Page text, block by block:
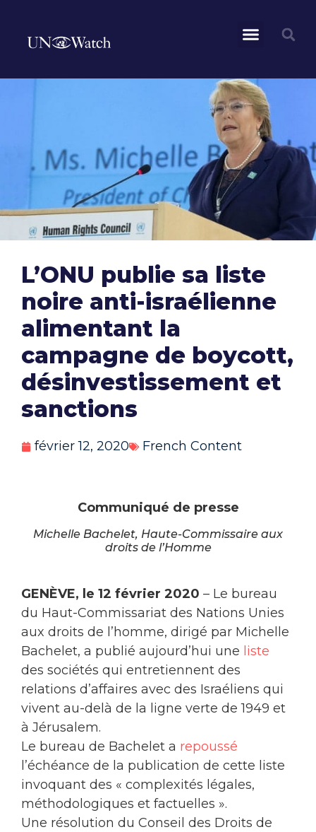
L’ONU publie sa liste
noire anti-israélienne
alimentant la
campagne de boycott,
désinvestissement et
sanctions
février 12, 2020 French Content
Communiqué de presse
Michelle Bachelet, Haute-Commissaire aux
droits de l’Homme
GENÈVE, le 12 février 2020 – Le bureau
du Haut-Commissariat des Nations Unies
aux droits de l’homme, dirigé par Michelle
Bachelet, a publié aujourd’hui une liste
des sociétés qui entretiennent des
relations d’affaires avec des Israéliens qui
vivent au-delà de la ligne verte de 1949 et
à Jérusalem.
Le bureau de Bachelet a repoussé
l’échéance de la publication de cette liste
invoquant des « complexités légales,
méthodologiques et factuelles ».
Une résolution du Conseil des Droits de